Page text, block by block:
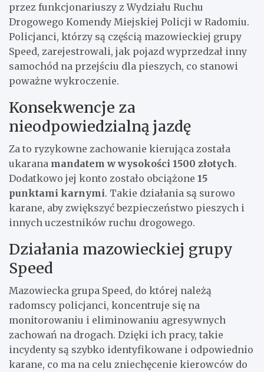
przez funkcjonariuszy z Wydziału Ruchu
Drogowego Komendy Miejskiej Policji w Radomiu.
Policjanci, którzy są częścią mazowieckiej grupy
Speed, zarejestrowali, jak pojazd wyprzedzał inny
samochód na przejściu dla pieszych, co stanowi
poważne wykroczenie.
Konsekwencje za
nieodpowiedzialną jazdę
Za to ryzykowne zachowanie kierująca została
ukarana mandatem w wysokości 1500 złotych.
Dodatkowo jej konto zostało obciążone 15
punktami karnymi. Takie działania są surowo
karane, aby zwiększyć bezpieczeństwo pieszych i
innych uczestników ruchu drogowego.
Działania mazowieckiej grupy
Speed
Mazowiecka grupa Speed, do której należą
radomscy policjanci, koncentruje się na
monitorowaniu i eliminowaniu agresywnych
zachowań na drogach. Dzięki ich pracy, takie
incydenty są szybko identyfikowane i odpowiednio
karane, co ma na celu zniechęcenie kierowców do